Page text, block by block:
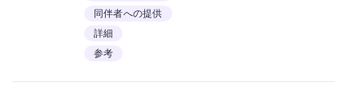
同伴者への提供
詳細
参考